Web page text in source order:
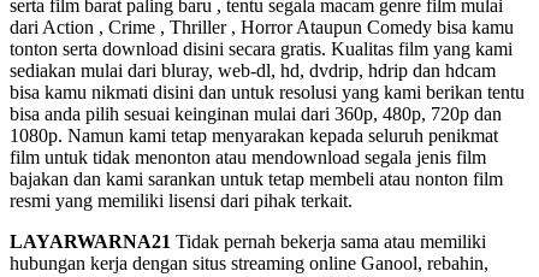
serta film barat paling baru , tentu segala macam genre film mulai
dari Action , Crime , Thriller , Horror Ataupun Comedy bisa kamu
tonton serta download disini secara gratis. Kualitas film yang kami
sediakan mulai dari bluray, web-dl, hd, dvdrip, hdrip dan hdcam
bisa kamu nikmati disini dan untuk resolusi yang kami berikan tentu
bisa anda pilih sesuai keinginan mulai dari 360p, 480p, 720p dan
1080p. Namun kami tetap menyarakan kepada seluruh penikmat
film untuk tidak menonton atau mendownload segala jenis film
bajakan dan kami sarankan untuk tetap membeli atau nonton film
resmi yang memiliki lisensi dari pihak terkait.
LAYARWARNA21 Tidak pernah bekerja sama atau memiliki
hubungan kerja dengan situs streaming online Ganool, rebahin,